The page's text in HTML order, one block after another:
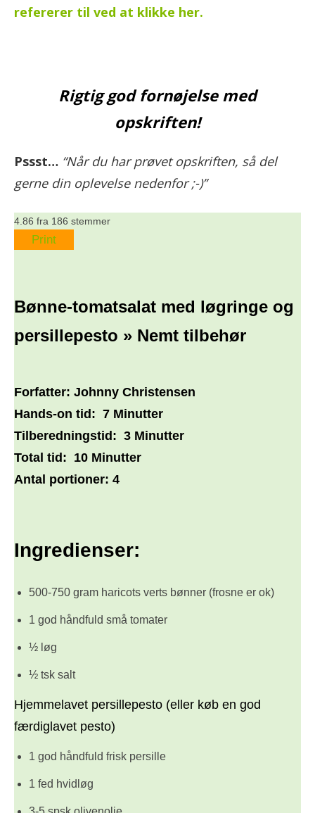
refererer til ved at klikke her.
Rigtig god fornøjelse med
opskriften!
Pssst… “Når du har prøvet opskriften, så del
gerne din oplevelse nedenfor ;-)”
4.86 fra 186 stemmer
Print
Bønne-tomatsalat med løgringe og
persillepesto » Nemt tilbehør
Forfatter: Johnny Christensen
Hands-on tid: 7 Minutter
Tilberedningstid: 3 Minutter
Total tid: 10 Minutter
Antal portioner: 4
Ingredienser:
500-750 gram haricots verts bønner (frosne er ok)
1 god håndfuld små tomater
½ løg
½ tsk salt
Hjemmelavet persillepesto (eller køb en god
færdiglavet pesto)
1 god håndfuld frisk persille
1 fed hvidløg